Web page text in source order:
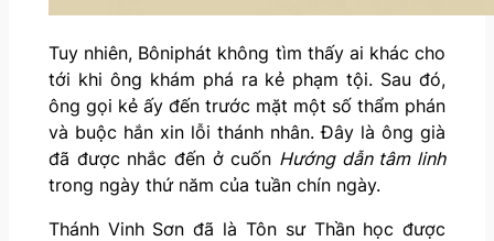
Tuy nhiên, Bôniphát không tìm thấy ai khác cho
tới khi ông khám phá ra kẻ phạm tội. Sau đó,
ông gọi kẻ ấy đến trước mặt một số thẩm phán
và buộc hắn xin lỗi thánh nhân. Đây là ông già
đã được nhắc đến ở cuốn Hướng dẫn tâm linh
trong ngày thứ năm của tuần chín ngày.
Thánh Vinh Sơn đã là Tôn sư Thần học được